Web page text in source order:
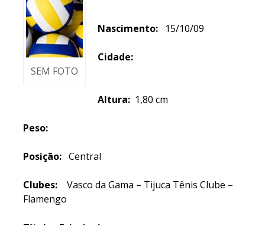
SEM FOTO
Nascimento: 15/10/09
Cidade:
Altura: 1,80 cm
Peso:
Posição: Central
Clubes: Vasco da Gama – Tijuca Tênis Clube –
Flamengo